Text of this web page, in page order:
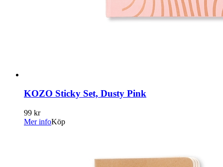
KOZO Sticky Set, Dusty Pink
99 kr
Mer infoKöp